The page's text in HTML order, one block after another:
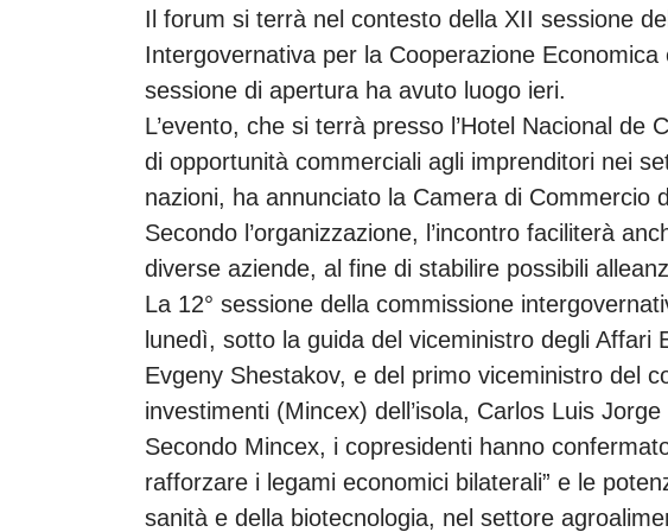
Il forum si terrà nel contesto della XII sessione
Intergovernativa per la Cooperazione Economica
sessione di apertura ha avuto luogo ieri.
L’evento, che si terrà presso l’Hotel Nacional de
di opportunità commerciali agli imprenditori nei
nazioni, ha annunciato la Camera di Commercio
Secondo l’organizzazione, l’incontro faciliterà
diverse aziende, al fine di stabilire possibili
La 12° sessione della commissione
lunedì, sotto la guida del viceministro degli Affari
Evgeny Shestakov, e del primo viceministro del
investimenti (Mincex) dell’isola, Carlos Luis Jorge
Secondo Mincex, i copresidenti hanno
rafforzare i legami economici bilaterali” e le
sanità e della biotecnologia, nel settore